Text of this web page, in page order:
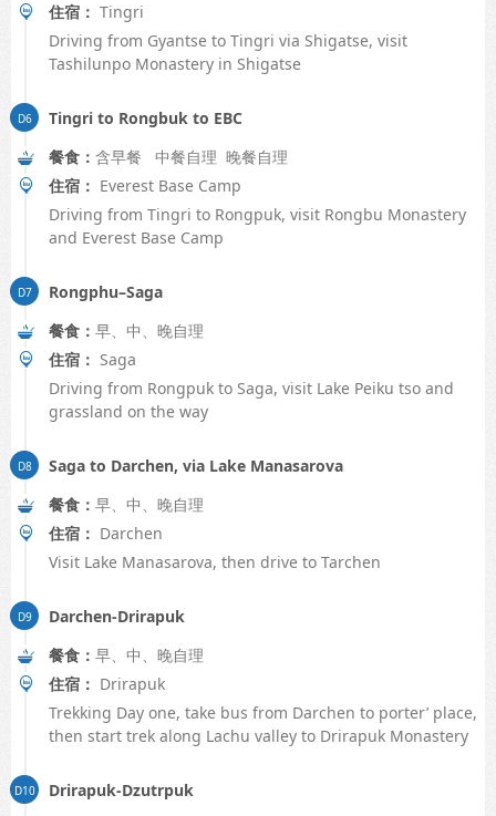
住宿： Tingri
Driving from Gyantse to Tingri via Shigatse, visit
Tashilunpo Monastery in Shigatse
Tingri to Rongbuk to EBC
餐食： 含早餐 中餐自理 晚餐自理
住宿： Everest Base Camp
Driving from Tingri to Rongpuk, visit Rongbu Monastery
and Everest Base Camp
Rongphu–Saga
餐食： 早、中、晚自理
住宿： Saga
Driving from Rongpuk to Saga, visit Lake Peiku tso and
grassland on the way
Saga to Darchen, via Lake Manasarova
餐食： 早、中、晚自理
住宿： Darchen
Visit Lake Manasarova, then drive to Tarchen
Darchen-Drirapuk
餐食： 早、中、晚自理
住宿： Drirapuk
Trekking Day one, take bus from Darchen to porter’ place,
then start trek along Lachu valley to Drirapuk Monastery
Drirapuk-Dzutrpuk